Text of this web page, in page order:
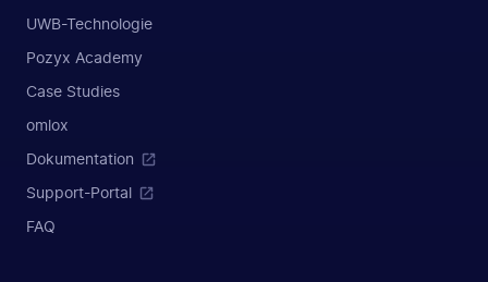
UWB-Technologie
Pozyx Academy
Case Studies
omlox
Dokumentation
Support-Portal
FAQ